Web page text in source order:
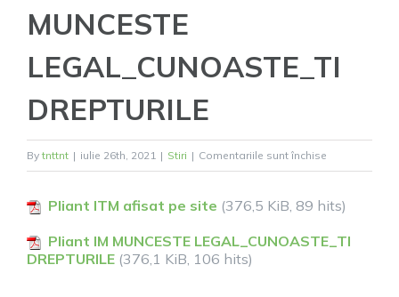
MUNCESTE
LEGAL_CUNOASTE_TI
DREPTURILE
By tnttnt | iulie 26th, 2021 | Stiri | Comentariile sunt închise
Pliant
pe
Pliant ITM afisat pe site (376,5 KiB, 89 hits)
Pliant IM MUNCESTE LEGAL_CUNOASTE_TI
DREPTURILE (376,1 KiB, 106 hits)